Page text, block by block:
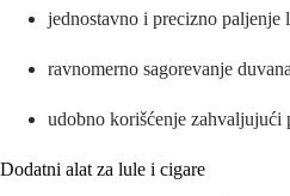
jednostavno i precizno paljenje
ravnomerno sagorevanje duvana
udobno korišćenje zahvaljujući
Dodatni alat za lule i cigare